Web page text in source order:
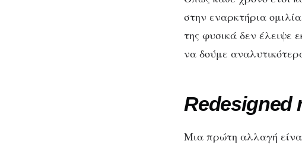
η
νέα
έκδοση
στην εναρκτήρια
της φυσικά δεν έλειψε
να δούμε
Redesigned
Μια πρώτη αλλαγή